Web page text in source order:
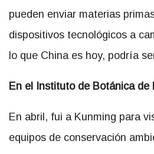
pueden enviar materias
dispositivos tecnológicos a
lo que China es hoy, podría
En el Instituto de Botánica de
En abril, fui a Kunming para
equipos de conservación